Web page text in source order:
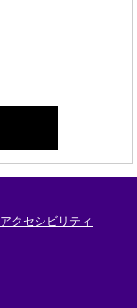
アクセシビリティ